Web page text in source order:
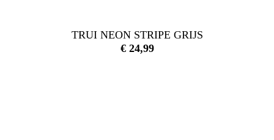
TRUI NEON STRIPE GRIJS
€24,99